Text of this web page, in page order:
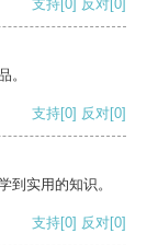
支持[0] 反对[0]
。
支持[0] 反对[0]
到实用的知识。
支持[0] 反对[0]